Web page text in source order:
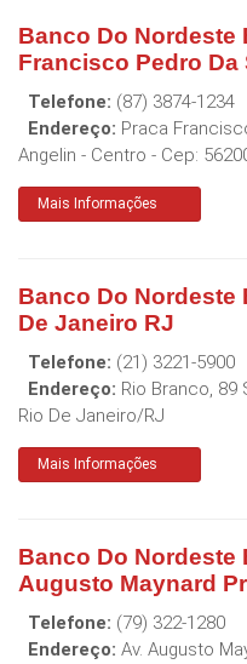
Banco Do Nordeste
Francisco Pedro Da
Telefone: (87) 3874-1234
Endereço: Praca
Angelin - Centro - Cep:
Mais Informações
Banco Do Nordeste
De Janeiro RJ
Telefone: (21) 3221-5900
Endereço: Rio Branco, 89
Rio De Janeiro/RJ
Mais Informações
Banco Do Nordeste
Augusto Maynard
Telefone: (79) 322-1280
Endereço: Av. Augusto